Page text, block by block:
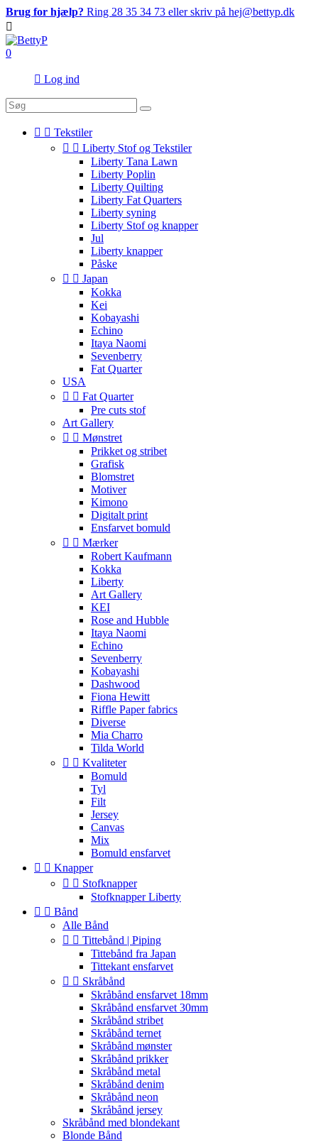
Brug for hjælp? Ring 28 35 34 73 eller skriv på hej@bettyp.dk

0
 Log ind
  Tekstiler
  Liberty Stof og Tekstiler
Liberty Tana Lawn
Liberty Poplin
Liberty Quilting
Liberty Fat Quarters
Liberty syning
Liberty Stof og knapper
Jul
Liberty knapper
Påske
  Japan
Kokka
Kei
Kobayashi
Echino
Itaya Naomi
Sevenberry
Fat Quarter
USA
  Fat Quarter
Pre cuts stof
Art Gallery
  Mønstret
Prikket og stribet
Grafisk
Blomstret
Motiver
Kimono
Digitalt print
Ensfarvet bomuld
  Mærker
Robert Kaufmann
Kokka
Liberty
Art Gallery
KEI
Rose and Hubble
Itaya Naomi
Echino
Sevenberry
Kobayashi
Dashwood
Fiona Hewitt
Riffle Paper fabrics
Diverse
Mia Charro
Tilda World
  Kvaliteter
Bomuld
Tyl
Filt
Jersey
Canvas
Mix
Bomuld ensfarvet
  Knapper
  Stofknapper
Stofknapper Liberty
  Bånd
Alle Bånd
  Tittebånd | Piping
Tittebånd fra Japan
Tittekant ensfarvet
  Skråbånd
Skråbånd ensfarvet 18mm
Skråbånd ensfarvet 30mm
Skråbånd stribet
Skråbånd ternet
Skråbånd mønster
Skråbånd prikker
Skråbånd metal
Skråbånd denim
Skråbånd neon
Skråbånd jersey
Skråbånd med blondekant
Blonde Bånd